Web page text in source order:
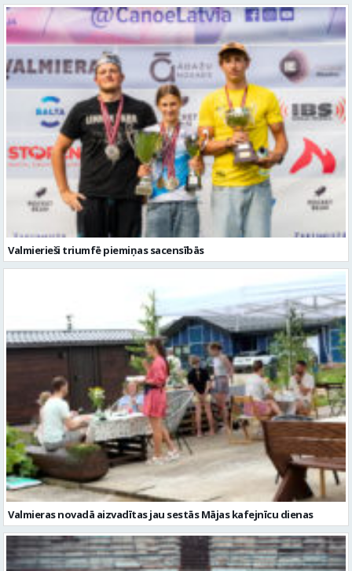
Valmierieši triumfē piemiņas sacensībās
Valmieras novadā aizvadītas jau sestās Mājas kafejnīcu dienas